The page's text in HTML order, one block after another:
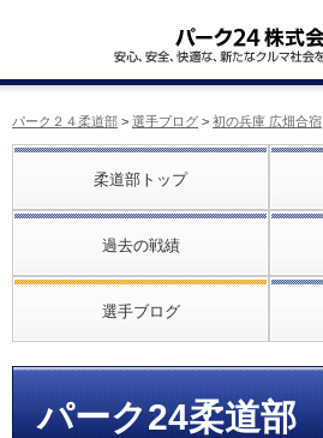
パーク２４柔道部 > 選手ブログ > 初の兵庫 広畑合宿
柔道部トップ
過去の戦績
選手ブログ
パーク24柔道部